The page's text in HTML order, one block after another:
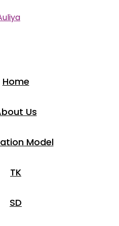
Home
Us
Model
TK
SD